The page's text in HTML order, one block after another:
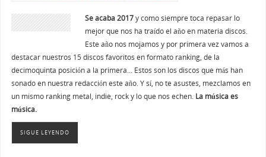
Se acaba 2017y como siempre toca repasar lo
mejor que nos ha traído el año en materia discos.
Este año nos mojamos y por primera vez vamos a
destacar nuestros 15 discos favoritos en formato ranking, de la
decimoquinta posición a la primera… Estos son los discos que más han
sonado en nuestra redacción este año. Y sí, no te asustes, mezclamos en
un mismo ranking metal, indie, rock y lo que nos echen. La música es
música.
SIGUE LEYENDO